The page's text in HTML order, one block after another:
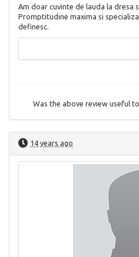
Am doar cuvinte de lauda la dresa
Promptitudine maxima si
definesc.
Was the above review useful
14 years ago